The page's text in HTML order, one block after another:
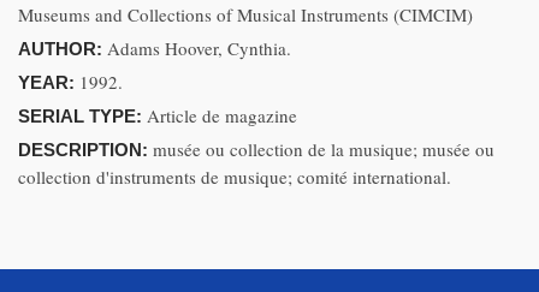
Museums and Collections of Musical Instruments (CIMCIM)
AUTHOR: Adams Hoover, Cynthia.
YEAR: 1992.
SERIAL TYPE: Article de magazine
DESCRIPTION: musée ou collection de la musique; musée ou
collection d'instruments de musique; comité international.